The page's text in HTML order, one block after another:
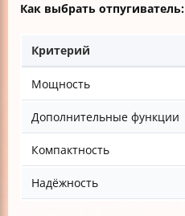
Как выбрать отпугиватель:
Критерий
Мощность
Дополнительные функции
Компактность
Надёжность